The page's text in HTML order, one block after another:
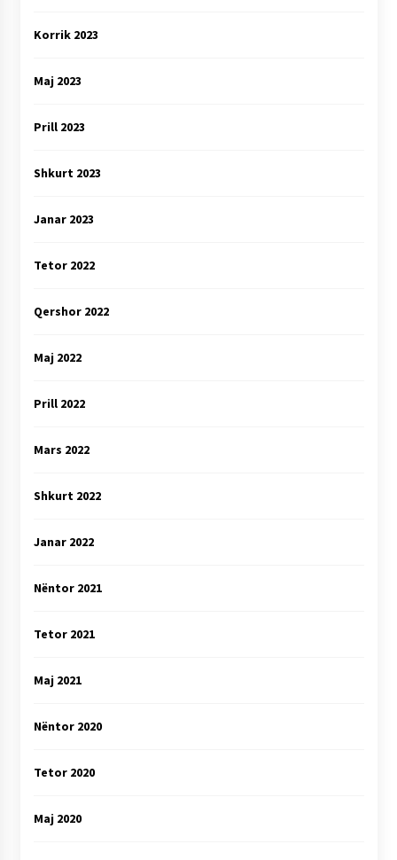
Korrik 2023
Maj 2023
Prill 2023
Shkurt 2023
Janar 2023
Tetor 2022
Qershor 2022
Maj 2022
Prill 2022
Mars 2022
Shkurt 2022
Janar 2022
Nëntor 2021
Tetor 2021
Maj 2021
Nëntor 2020
Tetor 2020
Maj 2020